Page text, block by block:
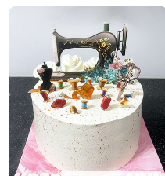
אלת המתוקים